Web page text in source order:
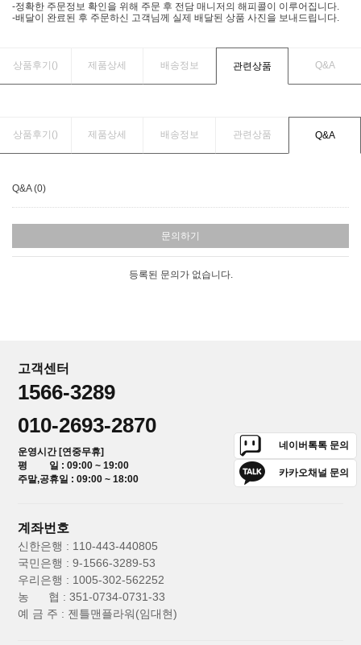
-정확한 주문정보 확인을 위해 주문 후 전담 매니저의 해피콜이 이루어집니다.
-배달이 완료된 후 주문하신 고객님께 실제 배달된 상품 사진을 보내드립니다.
상품후기() 제품상세 배송정보 관련상품 Q&A
상품후기() 제품상세 배송정보 관련상품 Q&A
Q&A (0)
문의하기
등록된 문의가 없습니다.
고객센터
1566-3289
010-2693-2870
운영시간 [연중무휴]
평 일 : 09:00 ~ 19:00
주말,공휴일 : 09:00 ~ 18:00
네이버톡톡 문의
카카오채널 문의
계좌번호
신한은행 : 110-443-440805
국민은행 : 9-1566-3289-53
우리은행 : 1005-302-562252
농 협 : 351-0734-0731-33
예 금 주 : 젠틀맨플라워(임대현)